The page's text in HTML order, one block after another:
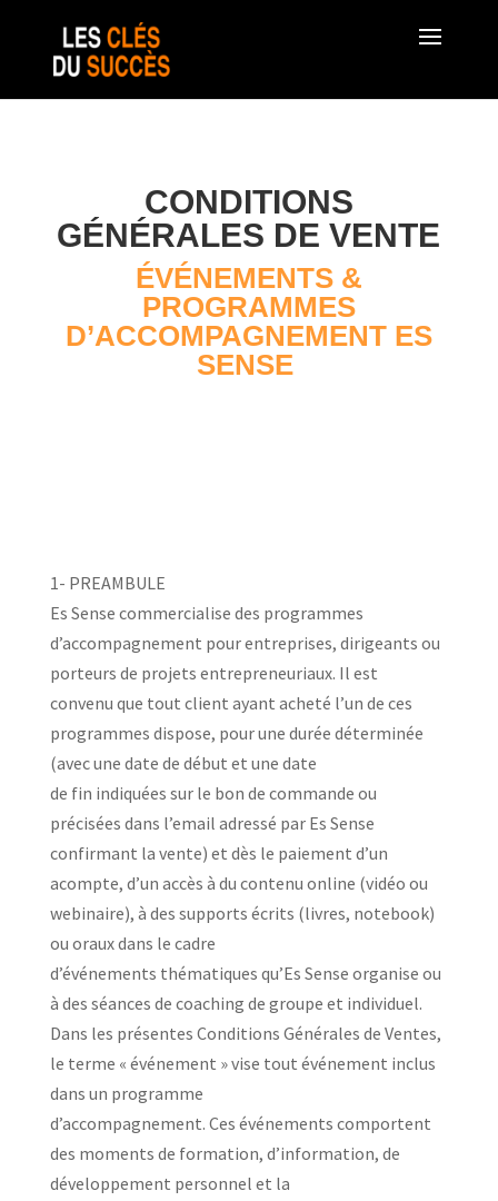
CONDITIONS
GÉNÉRALES DE VENTE
ÉVÉNEMENTS &
PROGRAMMES
D’ACCOMPAGNEMENT ES
SENSE
1- PREAMBULE
Es Sense commercialise des programmes
d’accompagnement pour entreprises, dirigeants ou
porteurs de projets entrepreneuriaux. Il est
convenu que tout client ayant acheté l’un de ces
programmes dispose, pour une durée déterminée
(avec une date de début et une date
de fin indiquées sur le bon de commande ou
précisées dans l’email adressé par Es Sense
confirmant la vente) et dès le paiement d’un
acompte, d’un accès à du contenu online (vidéo ou
webinaire), à des supports écrits (livres, notebook)
ou oraux dans le cadre
d’événements thématiques qu’Es Sense organise ou
à des séances de coaching de groupe et individuel.
Dans les présentes Conditions Générales de Ventes,
le terme « événement » vise tout événement inclus
dans un programme
d’accompagnement. Ces événements comportent
des moments de formation, d’information, de
développement personnel et la